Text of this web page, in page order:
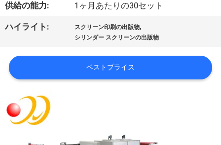
い
て
工
場
旅
行
供給の能力: 1ヶ月あたりの30セット
ハイライト: スクリーン印刷の出版物,
シリンダー スクリーンの出版物
ベストプライス